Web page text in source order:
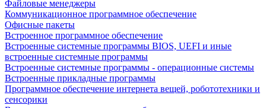
Файловые менеджеры
Коммуникационное программное обеспечение
Офисные пакеты
Встроенное программное обеспечение
Встроенные системные программы BIOS, UEFI и иные
встроенные системные программы
Встроенные системные программы - операционные системы
Встроенные прикладные программы
Программное обеспечение интернета вещей, робототехники и
сенсорики